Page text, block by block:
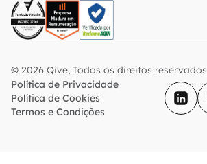
© 2026 Qive, Todos os direitos reservados
Política de Privacidade
Política de Cookies
Termos e Condições